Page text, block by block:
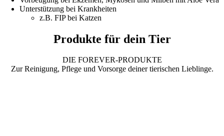
Unterstützung bei Krankheiten
z.B. FIP bei Katzen
Produkte für dein Tier
DIE FOREVER-PRODUKTE
Zur Reinigung, Pflege und Vorsorge deiner tierischen Lieblinge.